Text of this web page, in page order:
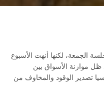
الجمعة، لكنها أنهت الأسبوع
موازنة الأسواق بين
تصدير الوقود والمخاوف من